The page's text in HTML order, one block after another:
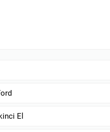
İkinci El